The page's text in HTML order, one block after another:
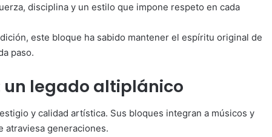
disciplina y un estilo que impone respeto en cada
este bloque ha sabido mantener el espíritu original de
paso.
un legado altiplánico
y calidad artística. Sus bloques integran a músicos y
atraviesa generaciones.